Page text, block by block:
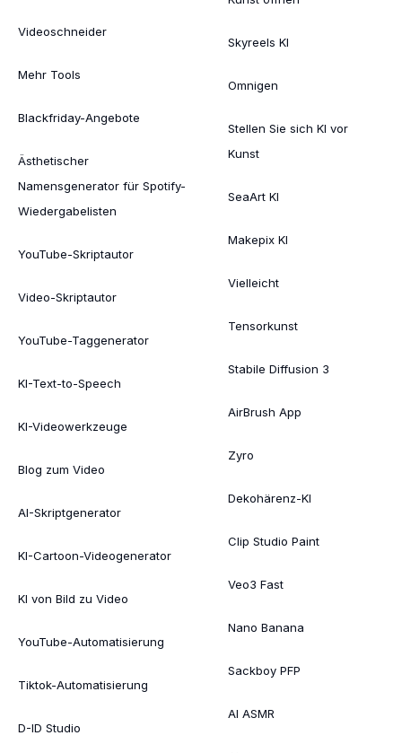
Videoschneider
Mehr Tools
Blackfriday-Angebote
Ästhetischer
Namensgenerator für Spotify-
Wiedergabelisten
YouTube-Skriptautor
Video-Skriptautor
YouTube-Taggenerator
KI-Text-to-Speech
KI-Videowerkzeuge
Blog zum Video
AI-Skriptgenerator
KI-Cartoon-Videogenerator
KI von Bild zu Video
YouTube-Automatisierung
Tiktok-Automatisierung
D-ID Studio
Skyreels KI
Omnigen
Stellen Sie sich KI vor
Kunst
SeaArt KI
Makepix KI
Vielleicht
Tensorkunst
Stabile Diffusion 3
AirBrush App
Zyro
Dekohärenz-KI
Clip Studio Paint
Veo3 Fast
Nano Banana
Sackboy PFP
AI ASMR